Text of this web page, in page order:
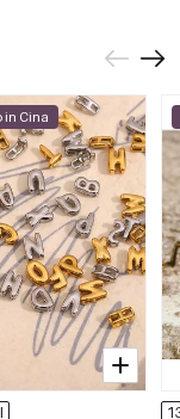
in Cina